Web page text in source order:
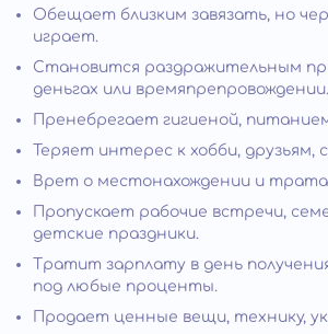
Обещает близким завязать, но
играет.
Становится раздражительным
деньгах или времяпрепровождении.
Пренебрегает гигиеной,
Теряет интерес к хобби, друзьям,
Врет о местонахождении и
Пропускает рабочие встречи,
детские праздники.
Тратит зарплату в день
под любые проценты.
Продает ценные вещи, технику,